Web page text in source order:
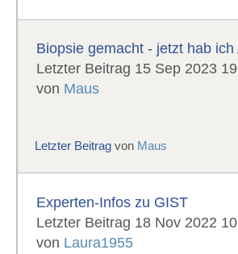
Biopsie gemacht - jetzt hab ich
Letzter Beitrag 15 Sep 2023
von Maus
Letzter Beitrag von Maus
Experten-Infos zu GIST
Letzter Beitrag 18 Nov 2022
von Laura1955